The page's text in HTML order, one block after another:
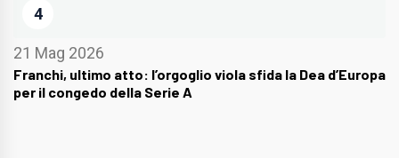
4
21 Mag 2026
Franchi, ultimo atto: l’orgoglio viola sfida la Dea d’Europa
per il congedo della Serie A